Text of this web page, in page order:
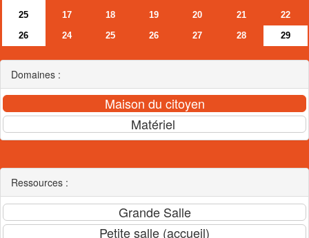
25
17 18 19 20 21
22
26
24 25 26 27 28 29
Domaines :
Ressources :